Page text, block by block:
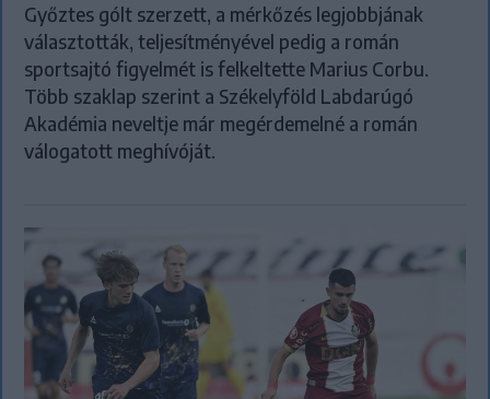
Győztes gólt szerzett, a mérkőzés legjobbjának
választották, teljesítményével pedig a román
sportsajtó figyelmét is felkeltette Marius Corbu.
Több szaklap szerint a Székelyföld Labdarúgó
Akadémia neveltje már megérdemelné a román
válogatott meghívóját.